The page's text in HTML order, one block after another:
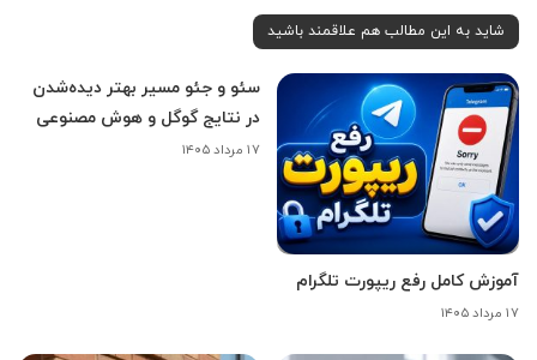
شاید به این مطالب هم علاقمند باشید
آموزش کامل رفع ریپورت تلگرام
۱۷ مرداد ۱۴۰۵
سئو و جئو مسیر بهتر دیده‌شدن
در نتایج گوگل و هوش مصنوعی
۱۷ مرداد ۱۴۰۵